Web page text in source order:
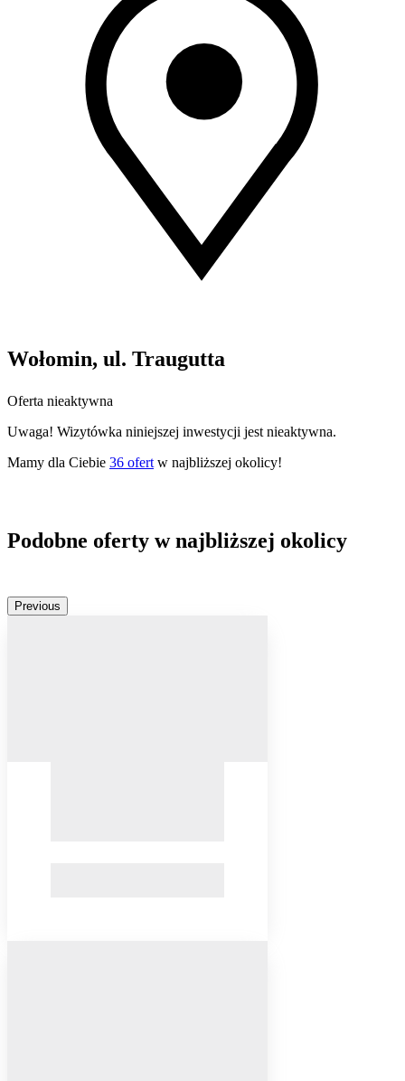
Wołomin, ul. Traugutta
Oferta nieaktywna
Uwaga! Wizytówka niniejszej inwestycji jest nieaktywna.
Mamy dla Ciebie 36 ofert w najbliższej okolicy!
Podobne oferty w najbliższej okolicy
Previous